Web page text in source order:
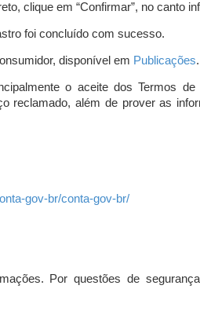
clique em “Confirmar”, no canto
foi concluído com sucesso.
disponível em Publicações.
o aceite dos Termos
reclamado, além de prover as
gov-br/conta-gov-br/
Por questões de